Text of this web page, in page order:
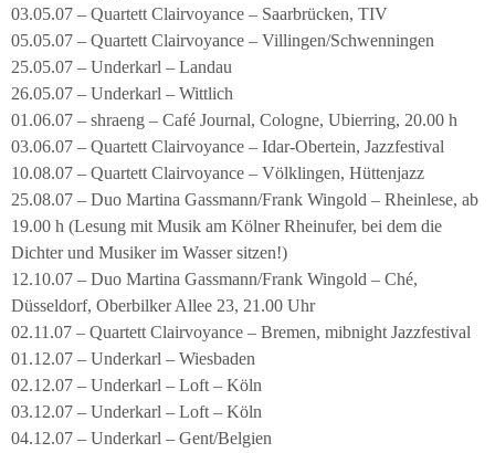
03.05.07 – Quartett Clairvoyance – Saarbrücken, TIV
05.05.07 – Quartett Clairvoyance – Villingen/Schwenningen
25.05.07 – Underkarl – Landau
26.05.07 – Underkarl – Wittlich
01.06.07 – shraeng – Café Journal, Cologne, Ubierring, 20.00 h
03.06.07 – Quartett Clairvoyance – Idar-Obertein, Jazzfestival
10.08.07 – Quartett Clairvoyance – Völklingen, Hüttenjazz
25.08.07 – Duo Martina Gassmann/Frank Wingold – Rheinlese, ab
19.00 h (Lesung mit Musik am Kölner Rheinufer, bei dem die
Dichter und Musiker im Wasser sitzen!)
12.10.07 – Duo Martina Gassmann/Frank Wingold – Ché,
Düsseldorf, Oberbilker Allee 23, 21.00 Uhr
02.11.07 – Quartett Clairvoyance – Bremen, mibnight Jazzfestival
01.12.07 – Underkarl – Wiesbaden
02.12.07 – Underkarl – Loft – Köln
03.12.07 – Underkarl – Loft – Köln
04.12.07 – Underkarl – Gent/Belgien